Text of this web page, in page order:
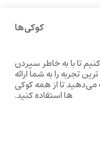
کوکی‌ها
تا با به خاطر سپردن
تجربه را به شما ارائه
تا از همه کوکی
ها استفاده کنید.